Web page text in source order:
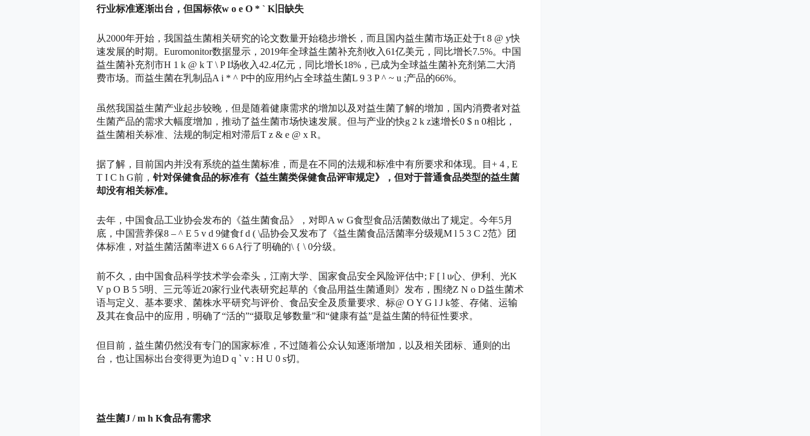
行业标准逐渐出台，但国标依w o e O * ` K旧缺失
从2000年开始，我国益生菌相关研究的论文数量开始稳步增长，而且国内益生菌市场正处于t 8 @ y快
速发展的时期。Euromonitor数据显示，2019年全球益生菌补充剂收入61亿美元，同比增长7.5%。中国
益生菌补充剂市H 1 k @ k T \ P I场收入42.4亿元，同比增长18%，已成为全球益生菌补充剂第二大消
费市场。而益生菌在乳制品A i * ^ P中的应用约占全球益生菌L 9 3 P ^ ~ u ;产品的66%。
虽然我国益生菌产业起步较晚，但是随着健康需求的增加以及对益生菌了解的增加，国内消费者对益
生菌产品的需求大幅度增加，推动了益生菌市场快速发展。但与产业的快g 2 k z速增长0 $ n 0相比，
益生菌相关标准、法规的制定相对滞后T z & e @ x R 。
据了解，目前国内并没有系统的益生菌标准，而是在不同的法规和标准中有所要求和体现。目 + 4 , E
T I C h G前， 针对保健食品的标准有《益生菌类保健食品评审规定》，但对于普通食品类型的益生菌
却没有相关标准。
去年，中国食品工业协会发布的《益生菌食品》，对即A w G食型食品活菌数做出了规定。今年5月
底，中国营养保8 – ^ E 5 v d 9健食f d ( \品协会又发布了《益生菌食品活菌率分级规M l 5 3 C 2范》团
体标准，对益生菌活菌率进X 6 6 A行了明确的\ { \ 0分级。
前不久，由中国食品科学技术学会牵头，江南大学、国家食品安全风险评估中; F [ l u心、伊利、光K
V p O B 5 5明、三元等近20家行业代表研究起草的《食品用益生菌通则》发布，围绕Z N o D益生菌术
语与定义、基本要求、菌株水平研究与评价、食品安全及质量要求、标@ O Y G l J k签、存储、运输
及其在食品中的应用，明确了“活的”“摄取足够数量”和“健康有益”是益生菌的特征性要求。
但目前，益生菌仍然没有专门的国家标准，不过随着公众认知逐渐增加，以及相关团标、通则的出
台，也让国标出台变得更为迫D q ` v : H U 0 s切。
益生菌J / m h K食品有需求